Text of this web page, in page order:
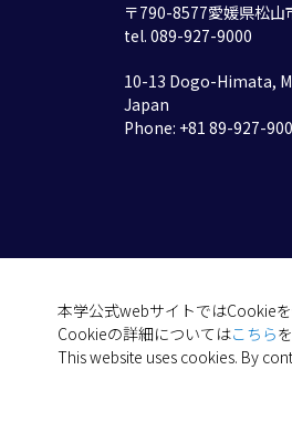
本学公式webサイトではCookie
Cookieの詳細についてはこちら
This website uses cookies. By
〒790-8577愛媛県松山
tel. 089-927-9000
10-13 Dogo-Himata,
Japan
Phone: +81 89-927-